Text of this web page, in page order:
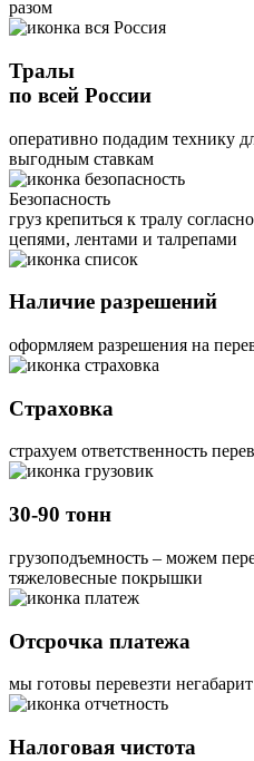
разом
Тралы
по всей России
оперативно подадим технику
выгодным ставкам
Безопасность
груз крепиться к тралу
цепями, лентами и талрепами
Наличие разрешений
оформляем разрешения на
Страховка
страхуем ответственность
30-90 тонн
грузоподъемность – можем
тяжеловесные покрышки
Отсрочка платежа
мы готовы перевезти
Налоговая чистота